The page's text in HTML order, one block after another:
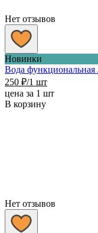
Нет отзывов
Новинки
Вода
250 ₽/1 шт
цена за 1 шт
В корзину
Нет отзывов